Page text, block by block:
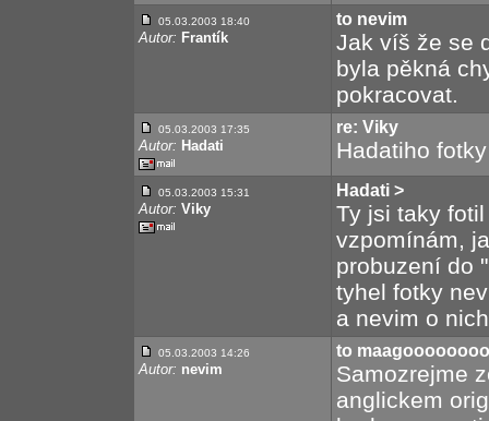
05.03.2003 18:40
Autor: Frantík
to nevim
Jak víš že se
byla pěkná
pokracovat.
05.03.2003 17:35
Autor: Hadati
re: Viky
Hadatiho
05.03.2003 15:31
Autor: Viky
Hadati >
Ty jsi taky
vzpomínám,
probuzení do
tyhel fotky
a nevim o
05.03.2003 14:26
Autor: nevim
to
Samozrejme
anglickem